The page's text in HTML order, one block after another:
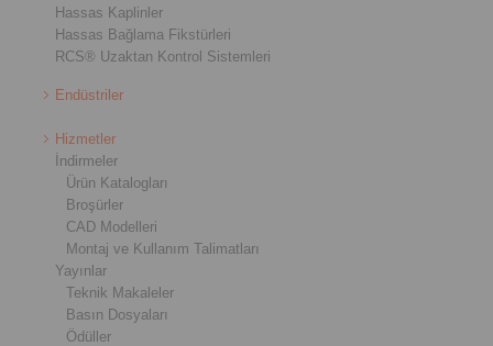
Hassas Kaplinler
Hassas Bağlama Fikstürleri
RCS® Uzaktan Kontrol Sistemleri
Endüstriler
Hizmetler
İndirmeler
Ürün Katalogları
Broşürler
CAD Modelleri
Montaj ve Kullanım Talimatları
Yayınlar
Teknik Makaleler
Basın Dosyaları
Ödüller